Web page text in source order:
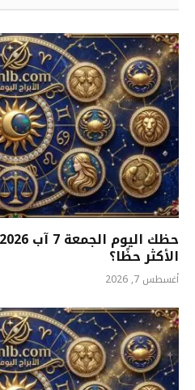
الأكثر حظًا؟
أغسطس 7, 2026